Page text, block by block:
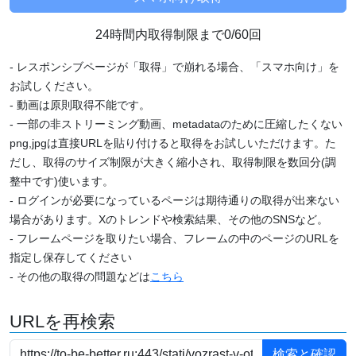
24時間内取得制限まで0/60回
- レスポンシブページが「取得」で崩れる場合、「スマホ向け」を
お試しください。
- 動画は原則取得不能です。
- 一部の非ストリーミング動画、metadataのために圧縮したくない
png,jpgは直接URLを貼り付けると取得をお試しいただけます。た
だし、取得のサイズ制限が大きく縮小され、取得制限を数回分(調
整中です)使います。
- ログインが必要になっているページは期待通りの取得が出来ない
場合があります。Xのトレンドや検索結果、その他のSNSなど。
- フレームページを取りたい場合、フレームの中のページのURLを
指定し保存してください
- その他の取得の問題などはこちら
URLを再検索